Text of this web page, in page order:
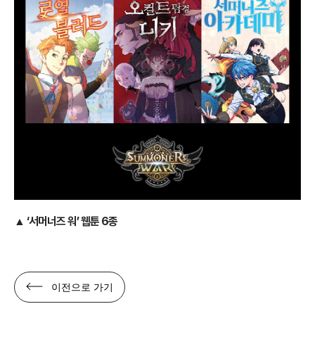
▲ ‘서머너즈 워’ 웹툰 6종
이전으로 가기